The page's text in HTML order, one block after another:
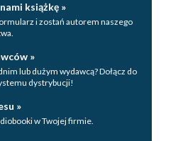
obrazów (126)
obrazów (132)
opisowych i możliwych do
(Metadane) (133)
Info (Informacje o pliku) (134)
książkę »
i zostań autorem naszego
»
lub dużym wydawcą? Dołącz do
dystrybucji!
»
w Twojej firmie.